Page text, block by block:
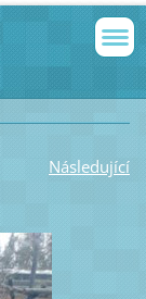
Následující